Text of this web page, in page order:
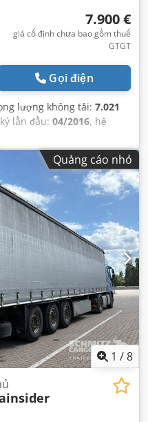
7.900 €
giá cố định chưa bao gồm thuế
GTGT
Gọi điện
lượng không tải: 7.021
lần đầu: 04/2016, hệ
lốp xe:
,
Quảng cáo nhỏ
1 /8